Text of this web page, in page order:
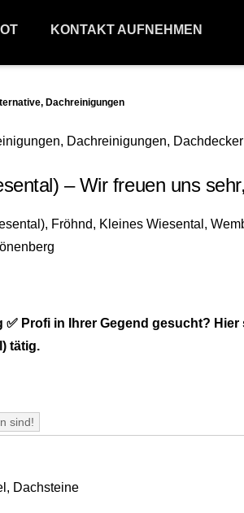
KONTAKT AUFNEHMEN
Dachreinigungen
– Wir freuen uns
Profi in Ihrer Gegend gesucht?
tätig.
sind!